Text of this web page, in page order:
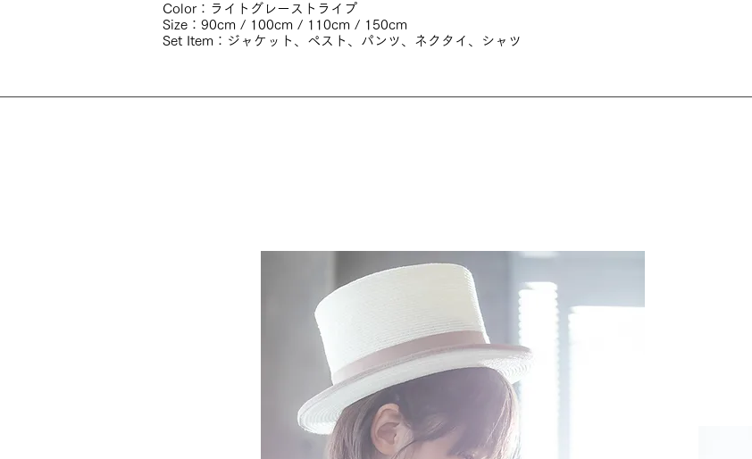
Color：ライトグレーストライプ
Size：90cm / 100cm / 110cm / 150cm
Set Item：ジャケット、ペスト、パンツ、ネクタイ、シャツ